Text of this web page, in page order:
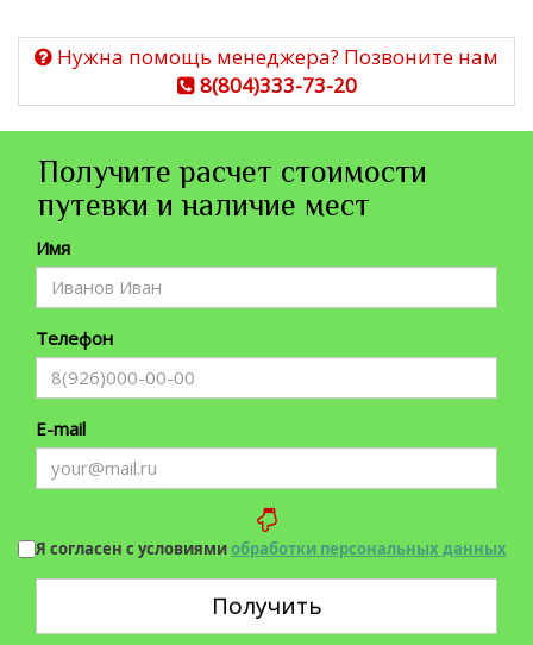
Нужна помощь менеджера? Позвоните нам
8(804)333-73-20
Получите расчет стоимости
путевки и наличие мест
Имя
Телефон
E-mail
Я согласен с условиямиобработки персональных данных
Получить